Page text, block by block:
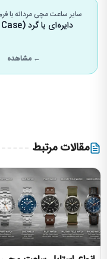
سایر ساعت مچی مردانه با
دایره‌ای یا گرد (Round Case)
← مشاهده
مقالات مرتبط